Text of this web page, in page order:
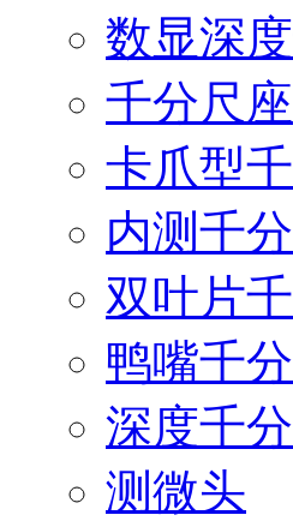
数显深
千分尺座
卡爪型
内测千
双叶片
鸭嘴千
深度千
测微头